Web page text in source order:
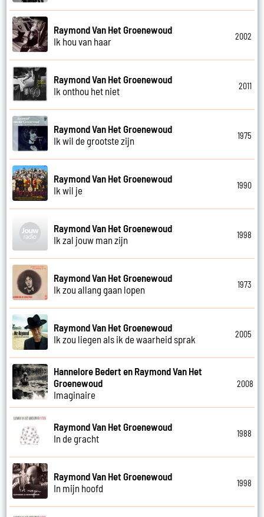
Raymond Van Het Groenewoud
Ik hou van haar
2002
Raymond Van Het Groenewoud
Ik onthou het niet
2011
Raymond Van Het Groenewoud
Ik wil de grootste zijn
1975
Raymond Van Het Groenewoud
Ik wil je
1990
Raymond Van Het Groenewoud
Ik zal jouw man zijn
1998
Raymond Van Het Groenewoud
Ik zou allang gaan lopen
1973
Raymond Van Het Groenewoud
Ik zou liegen als ik de waarheid sprak
2005
Hannelore Bedert en Raymond Van Het
Groenewoud
Imaginaire
2008
Raymond Van Het Groenewoud
In de gracht
1988
Raymond Van Het Groenewoud
In mijn hoofd
1998